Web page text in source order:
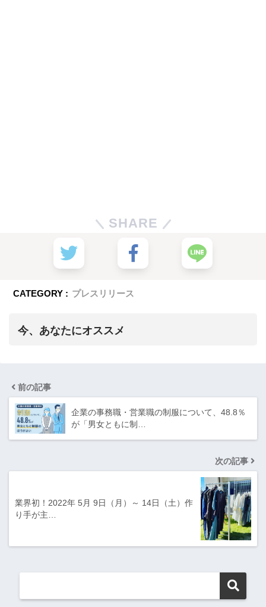
SHARE
CATEGORY : プレスリリース
今、あなたにオススメ
前の記事
企業の事務職・営業職の制服について、48.8％
が「男女ともに制…
次の記事
業界初！2022年 5月 9日（月）～ 14日（土）作
り手が主…